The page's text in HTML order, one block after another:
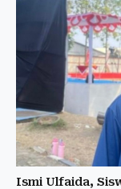
Ismi Ulfaida,